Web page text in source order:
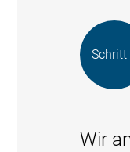
Schritt
Wir